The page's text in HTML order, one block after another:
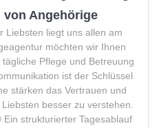
Angehörige
Liebsten liegt uns allen am
möchten wir Ihnen
Pflege und Betreuung
ist der Schlüssel
stärken das Vertrauen und
besser zu verstehen.
strukturierter Tagesablauf